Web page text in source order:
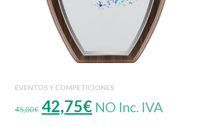
EVENTOS Y COMPETICIONES
45,00€ El
42,75€El
NO Inc. IVA